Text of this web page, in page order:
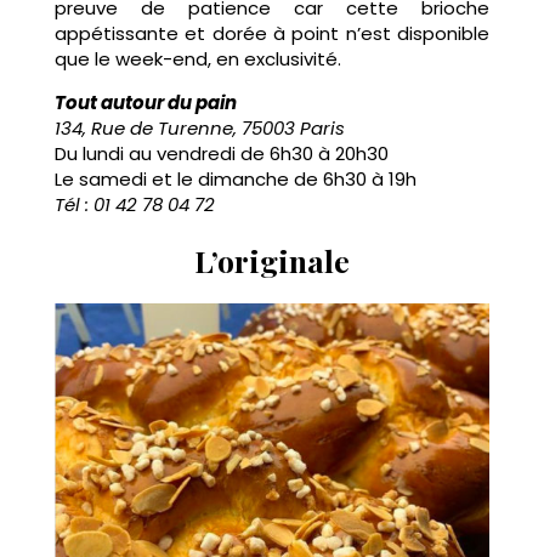
preuve de patience car cette brioche
appétissante et dorée à point n’est disponible
que le week-end, en exclusivité.
Tout autour du pain
134, Rue de Turenne, 75003 Paris
Du lundi au vendredi de 6h30 à 20h30
Le samedi et le dimanche de 6h30 à 19h
Tél : 01 42 78 04 72
L’originale